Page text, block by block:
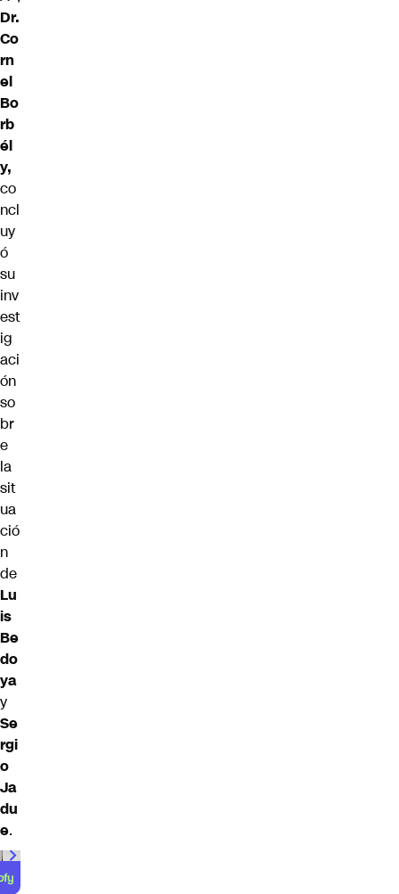
Dr.
Co
rn
el
Bo
rb
él
y,
co
ncl
uy
ó
su
inv
est
ig
aci
ón
so
br
e
la
sit
ua
ció
n
de
Lu
is
Be
do
ya
y
Se
rgi
o
Ja
du
e.